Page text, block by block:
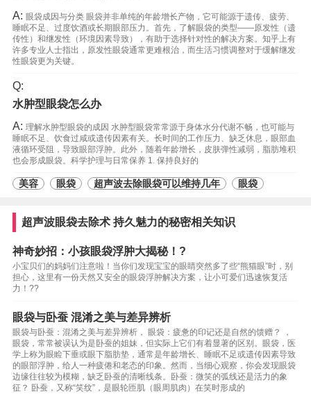
A: 眼袋成因与分类 眼袋并非单纯的年龄增长产物，它可能源于遗传、疲劳、
睡眠不足、过度饮酒或长期眼部压力。首先，了解眼袋的类型——原发性（遗
传性）和继发性（环境因素导致），有助于选择针对性的解决方案。知乎上有
许多专业人士指出，原发性眼袋通常更难根治，而生活习惯调整对于缓解继发
性眼袋更为关键。
Q:
水肿型眼袋怎么办
A: 理解水肿型眼袋的成因 水肿型眼袋常常源于身体水分代谢不畅，也可能与
睡眠不足、饮食过咸或遗传因素有关。长时间的工作压力、缺乏休息，眼部血
液循环受阻，导致眼部浮肿。此外，随着年龄增长，皮肤弹性减弱，脂肪堆积
也会形成眼袋。科学护理与日常保养 1. 保持良好的
美容 眼袋 超声波去除眼袋可以维持几年 眼袋
超声波眼袋去除术 持久魅力的秘密相关知识
神奇妙招：小孩眼袋浮肿大揭秘！?
小宝贝们的妈妈们注意啦！当你们发现宝宝的眼睛突然多了些“熊猫眼”时，别
担心，这里有一份天然又安全的眼袋浮肿解决方案，让小可爱们迅速恢复活
力！??
眼袋与卧蚕 混淆之美与差异辨析
眼袋与卧蚕：混淆之美与差异辨析， 眼袋：疲惫的印记还是自然的馈赠？ ，
眼袋，常常被误认为是卧蚕的姐妹，但实际上它们有着显著的区别。眼袋，医
学上称为眼睑下垂或眼下脂肪垫，通常是年龄增长、睡眠不足或遗传因素导致
的眼部浮肿，给人一种疲倦和老态的印象。然而，当细心观察，你会发现眼袋
边缘往往较为模糊，缺乏卧蚕的清晰线条。卧蚕：微笑的弧线还是活力的象
征？ 卧蚕，又称“笑纹”，是眼轮匝肌（眼周肌肉）在笑时形成的